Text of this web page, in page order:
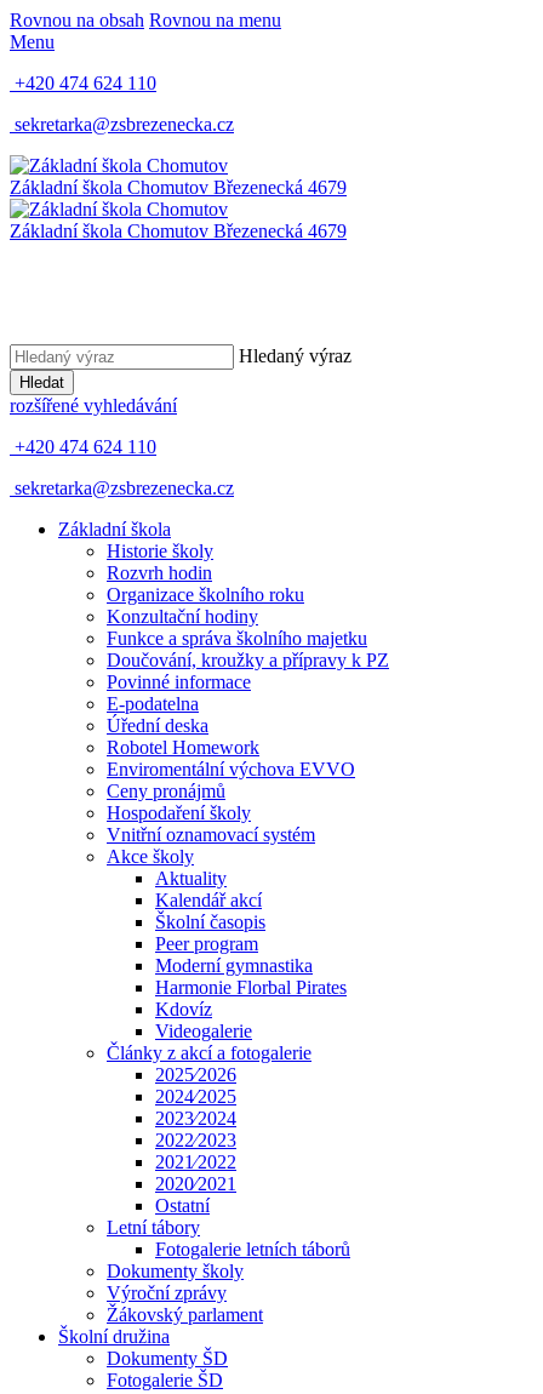
Rovnou na obsah Rovnou na menu
Menu
+420 474 624 110
sekretarka@zsbrezenecka.cz
Základní škola Chomutov Březenecká 4679
Základní škola Chomutov Březenecká 4679
Hledaný výraz
Hledat
rozšířené vyhledávání
+420 474 624 110
sekretarka@zsbrezenecka.cz
Základní škola
Historie školy
Rozvrh hodin
Organizace školního roku
Konzultační hodiny
Funkce a správa školního majetku
Doučování, kroužky a přípravy k PZ
Povinné informace
E-podatelna
Úřední deska
Robotel Homework
Enviromentální výchova EVVO
Ceny pronájmů
Hospodaření školy
Vnitřní oznamovací systém
Akce školy
Aktuality
Kalendář akcí
Školní časopis
Peer program
Moderní gymnastika
Harmonie Florbal Pirates
Kdovíz
Videogalerie
Články z akcí a fotogalerie
2025⁄2026
2024⁄2025
2023⁄2024
2022⁄2023
2021⁄2022
2020⁄2021
Ostatní
Letní tábory
Fotogalerie letních táborů
Dokumenty školy
Výroční zprávy
Žákovský parlament
Školní družina
Dokumenty ŠD
Fotogalerie ŠD